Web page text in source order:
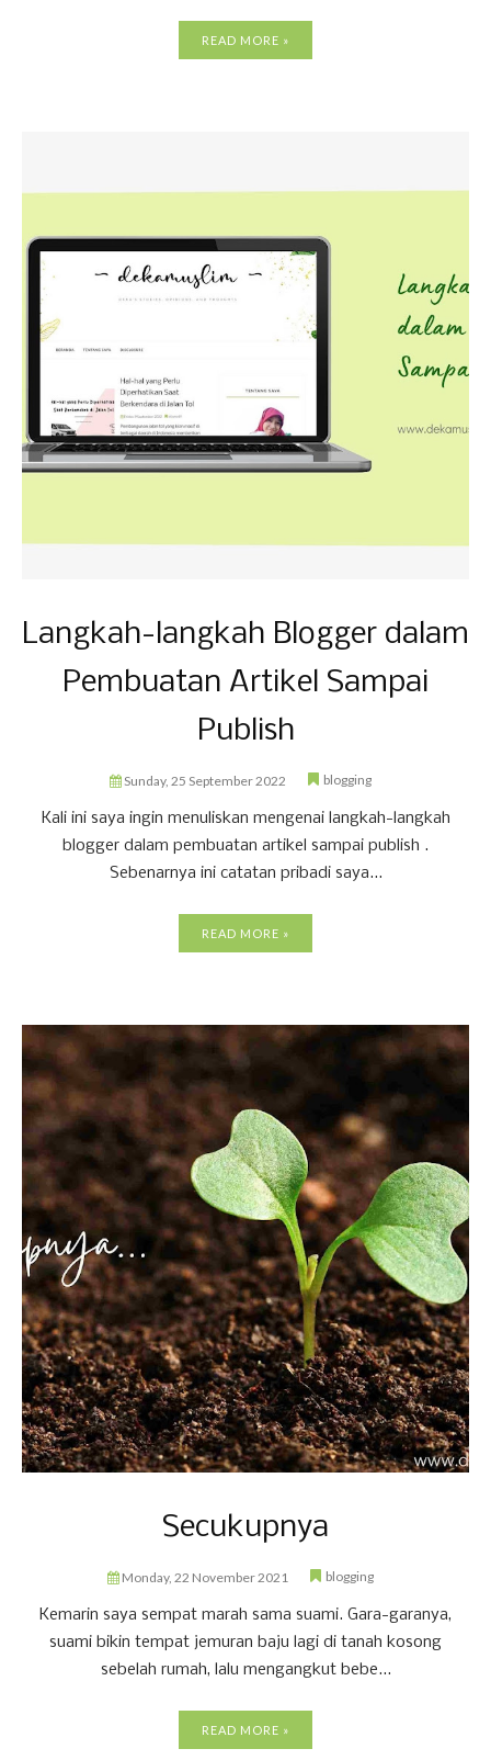
READ MORE »
Langkah-langkah Blogger dalam
Pembuatan Artikel Sampai
Publish
Sunday, 25 September 2022 blogging
Kali ini saya ingin menuliskan mengenai langkah-langkah
blogger dalam pembuatan artikel sampai publish .
Sebenarnya ini catatan pribadi saya...
READ MORE »
Secukupnya
Monday, 22 November 2021 blogging
Kemarin saya sempat marah sama suami. Gara-garanya,
suami bikin tempat jemuran baju lagi di tanah kosong
sebelah rumah, lalu mengangkut bebe...
READ MORE »